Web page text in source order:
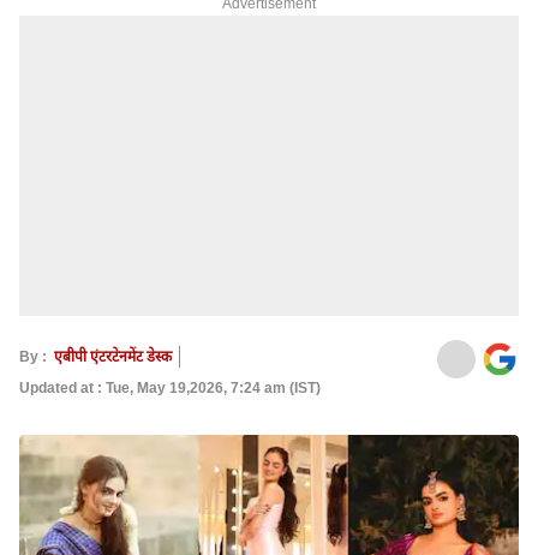
Advertisement
By : एबीपी एंटरटेनमेंट डेस्क
Updated at : Tue, May 19,2026, 7:24 am (IST)